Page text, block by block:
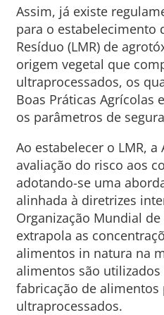
Assim, já existe
para o estabelecimento
Resíduo (LMR) de
origem vegetal que
ultraprocessados, os
Boas Práticas Agrícolas
os parâmetros de
Ao estabelecer o LMR, a
avaliação do risco aos
adotando-se uma
alinhada à diretrizes
Organização Mundial de
extrapola as
alimentos in natura na
alimentos são
fabricação de alimentos
ultraprocessados.